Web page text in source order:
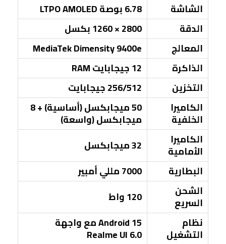
الشاشة
6.78 بوصة LTPO AMOLED
الدقة
2800 × 1260 بكسل
المعالج
MediaTek Dimensity 9400e
الذاكرة
12 جيجابايت RAM
التخزين
256/512 جيجابايت
الكاميرا
الخلفية
50 ميجابكسل (أساسية) + 8
ميجابكسل (واسعة)
الكاميرا
الأمامية
32 ميجابكسل
البطارية
7000 مللي أمبير
الشحن
السريع
120 واط
نظام
التشغيل
Android 15 مع واجهة
Realme UI 6.0